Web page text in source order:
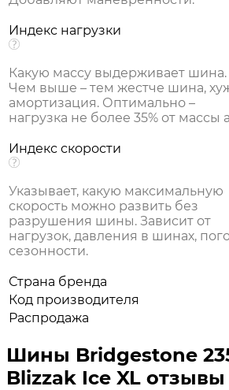
Индекс нагрузки
Какую массу выдерживает шина.
Чем выше – тем жестче шина,
амортизация. Оптимально –
нагрузка не более 35% от массы
Индекс скорости
Указывает, какую максимальную
скорость можно развить без
разрушения шины. Зависит от
нагрузок, давления в шинах,
сезонности.
Страна бренда
Код производителя
Распродажа
Шины Bridgestone
Blizzak Ice XL отзывы